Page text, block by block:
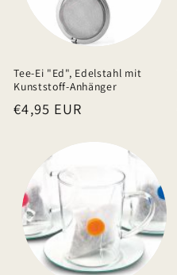
Tee-Ei "Ed", Edelstahl mit
Kunststoff-Anhänger
Normaler
€4,95 EUR